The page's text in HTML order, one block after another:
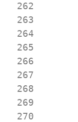
262
263
264
265
266
267
268
269
270